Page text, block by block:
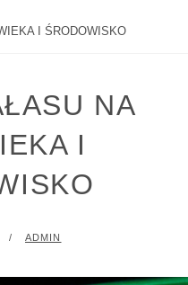
I ŚRODOWISKO
NA
I
BY
ADMIN